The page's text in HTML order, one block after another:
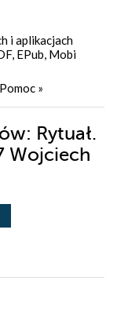
i aplikacjach
EPub, Mobi
Pomoc »
Rytuał.
Wojciech